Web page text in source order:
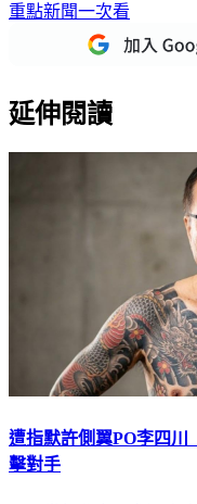
下載TVBS新聞APP，最
重點新聞一次看
遭指默許側翼PO李四